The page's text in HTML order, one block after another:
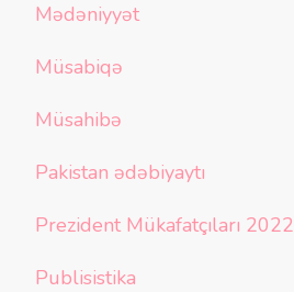
Mədəniyyət
Müsabiqə
Müsahibə
Pakistan ədəbiyaytı
Prezident Mükafatçıları 2022
Publisistika